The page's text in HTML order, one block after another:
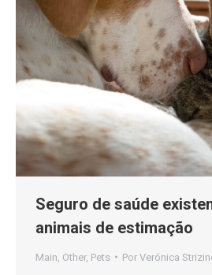
Seguro de saúde
animais de estimação
Main Other, Pets Por Verónica